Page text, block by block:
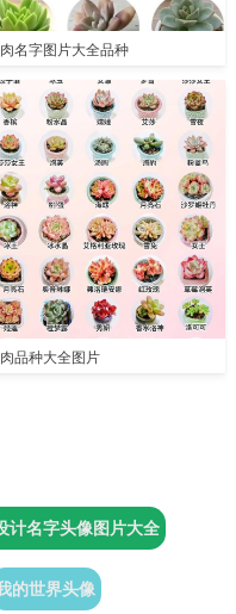
名字图片大全品种
品种大全图片
计名字头像图片大全
的世界头像